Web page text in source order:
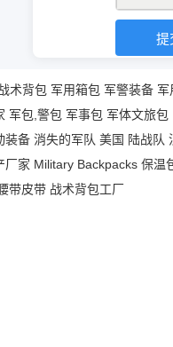
术背包 军用箱包 军警装备 军
军包,警包 军事包 军体文旅包
装备 消失的军队 美国 陆战队
厂家 Military Backpacks 保温
带皮带 战术背包工厂